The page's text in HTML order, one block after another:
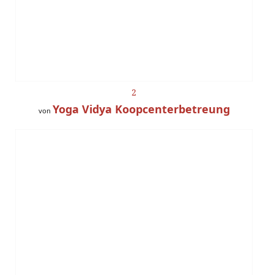
2
von Yoga Vidya Koopcenterbetreung